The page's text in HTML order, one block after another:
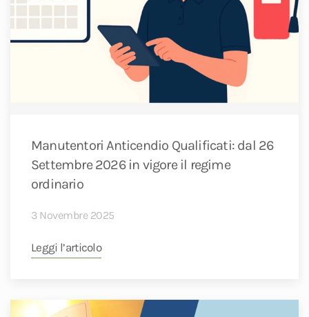
Manutentori Anticendio Qualificati: dal 26
Settembre 2026 in vigore il regime
ordinario
3 Novembre 2025
Leggi l’articolo